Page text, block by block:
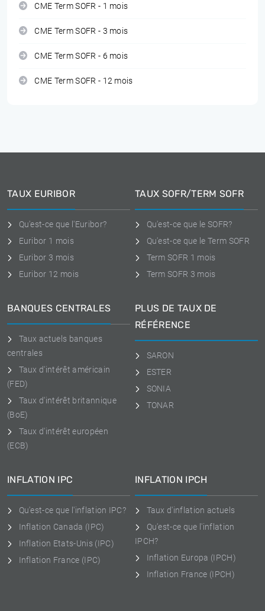
CME Term SOFR - 1 mois
CME Term SOFR - 3 mois
CME Term SOFR - 6 mois
CME Term SOFR - 12 mois
TAUX EURIBOR
Qu'est-ce que l'Euribor?
Euribor 1 mois
Euribor 3 mois
Euribor 12 mois
TAUX SOFR/TERM SOFR
Qu'est-ce que le SOFR?
Qu'est-ce que le Term SOFR
Term SOFR 1 mois
Term SOFR 3 mois
BANQUES CENTRALES
Taux actuels banques
centrales
Taux d'intérêt américain
(FED)
Taux d'intérêt britannique
(BoE)
Taux d'intérêt européen
(ECB)
PLUS DE TAUX DE
RÉFÉRENCE
SARON
ESTER
SONIA
TONAR
INFLATION IPC
Qu'est-ce que l'inflation IPC?
Inflation Canada (IPC)
Inflation Etats-Unis (IPC)
Inflation France (IPC)
INFLATION IPCH
Taux d'inflation actuels
Qu'est-ce que l'inflation
IPCH?
Inflation Europa (IPCH)
Inflation France (IPCH)